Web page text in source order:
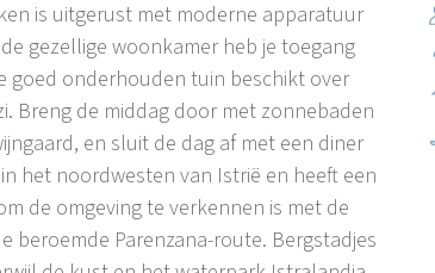
is uitgerust met moderne apparatuur
gezellige woonkamer heb je toegang
goed onderhouden tuin beschikt over
Breng de middag door met zonnebaden
en sluit de dag af met een diner
het noordwesten van Istrië en heeft een
de omgeving te verkennen is met de
beroemde Parenzana-route. Bergstadjes